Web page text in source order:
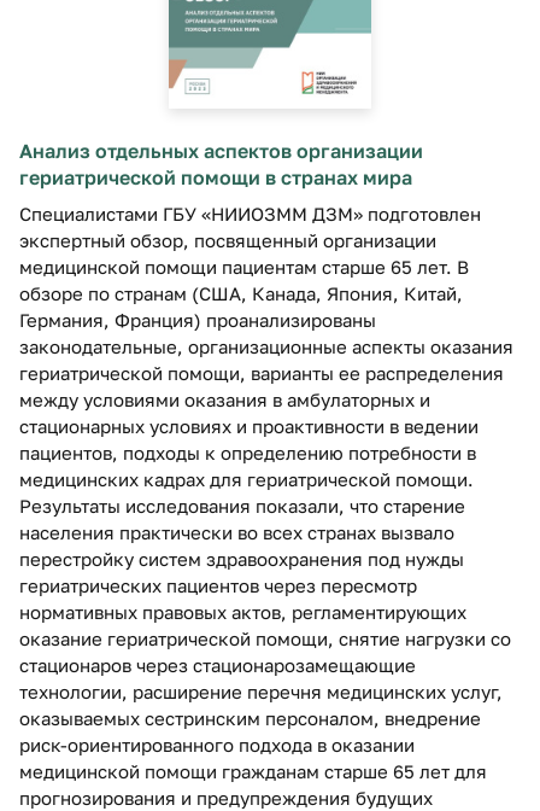
Анализ отдельных аспектов организации
гериатрической помощи в странах мира
Специалистами ГБУ «НИИОЗММ ДЗМ» подготовлен
экспертный обзор, посвященный организации
медицинской помощи пациентам старше 65 лет. В
обзоре по странам (США, Канада, Япония, Китай,
Германия, Франция) проанализированы
законодательные, организационные аспекты оказания
гериатрической помощи, варианты ее распределения
между условиями оказания в амбулаторных и
стационарных условиях и проактивности в ведении
пациентов, подходы к определению потребности в
медицинских кадрах для гериатрической помощи.
Результаты исследования показали, что старение
населения практически во всех странах вызвало
перестройку систем здравоохранения под нужды
гериатрических пациентов через пересмотр
нормативных правовых актов, регламентирующих
оказание гериатрической помощи, снятие нагрузки со
стационаров через стационарозамещающие
технологии, расширение перечня медицинских услуг,
оказываемых сестринским персоналом, внедрение
риск-ориентированного подхода в оказании
медицинской помощи гражданам старше 65 лет для
прогнозирования и предупреждения будущих